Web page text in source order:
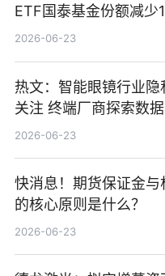
ETF国泰基金份额减少
份，重仓股紫金矿业、
2026-06-23
热文：智能眼镜行业隐
关注 终端厂商探索数
等方案
2026-06-23
快消息！期货保证金与
的核心原则是什么？
2026-06-23